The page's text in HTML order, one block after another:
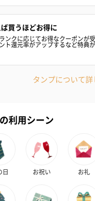
プリザーブドフラワー
ライフラワー・プリザーブ
てお届けします。
買うほどお得に
ンクに応じてお得なクーポンが受
ト還元率がアップするなど特典
タンプについて詳
利用シーン
日 お祝い お礼